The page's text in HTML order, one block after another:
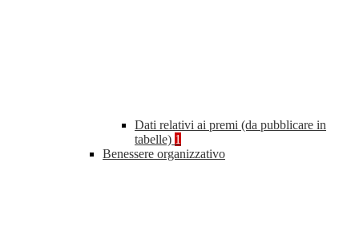
Dati relativi ai premi (da pubblicare in
tabelle) 1
Benessere organizzativo